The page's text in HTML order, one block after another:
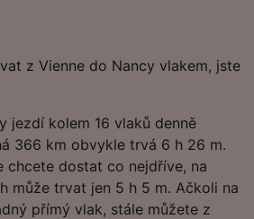
z Vienne do Nancy vlakem, jste
jezdí kolem 16 vlaků denně
366 km obvykle trvá 6 h 26 m.
chcete dostat co nejdříve, na
může trvat jen 5 h 5 m. Ačkoli na
přímý vlak, stále můžete z